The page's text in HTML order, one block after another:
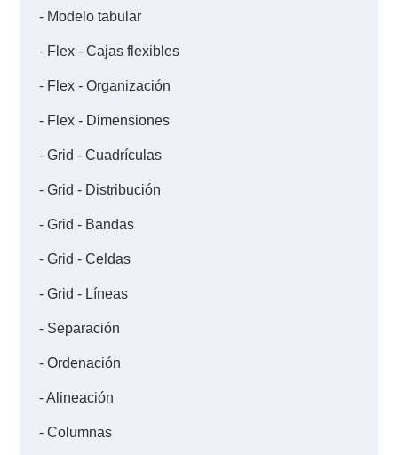
Modelo tabular
Flex - Cajas flexibles
Flex - Organización
Flex - Dimensiones
Grid - Cuadrículas
Grid - Distribución
Grid - Bandas
Grid - Celdas
Grid - Líneas
Separación
Ordenación
Alineación
Columnas